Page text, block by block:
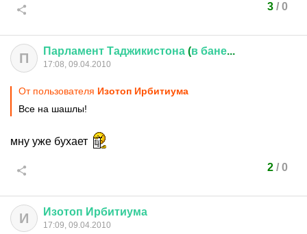
3/ 0
П Парламент Таджикистона (в бане...
17:08, 09.04.2010
От пользователя Изотоп Ирбитиума
Все на шашлы!
мну уже бухает
2/ 0
И Изотоп Ирбитиума
17:09, 09.04.2010